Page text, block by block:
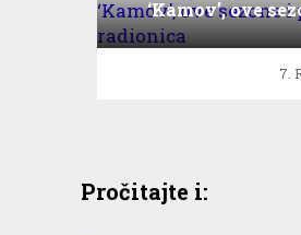
‘Kamov’, ove
plesna
7.
Pročitajte i: